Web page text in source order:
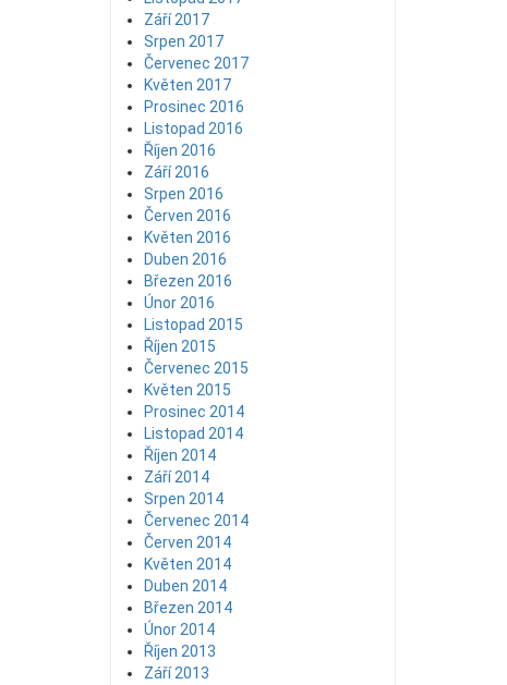
Září 2017
Srpen 2017
Červenec 2017
Květen 2017
Prosinec 2016
Listopad 2016
Říjen 2016
Září 2016
Srpen 2016
Červen 2016
Květen 2016
Duben 2016
Březen 2016
Únor 2016
Listopad 2015
Říjen 2015
Červenec 2015
Květen 2015
Prosinec 2014
Listopad 2014
Říjen 2014
Září 2014
Srpen 2014
Červenec 2014
Červen 2014
Květen 2014
Duben 2014
Březen 2014
Únor 2014
Říjen 2013
Září 2013